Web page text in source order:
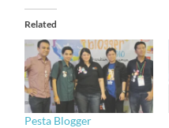
Related
Pesta Blogger